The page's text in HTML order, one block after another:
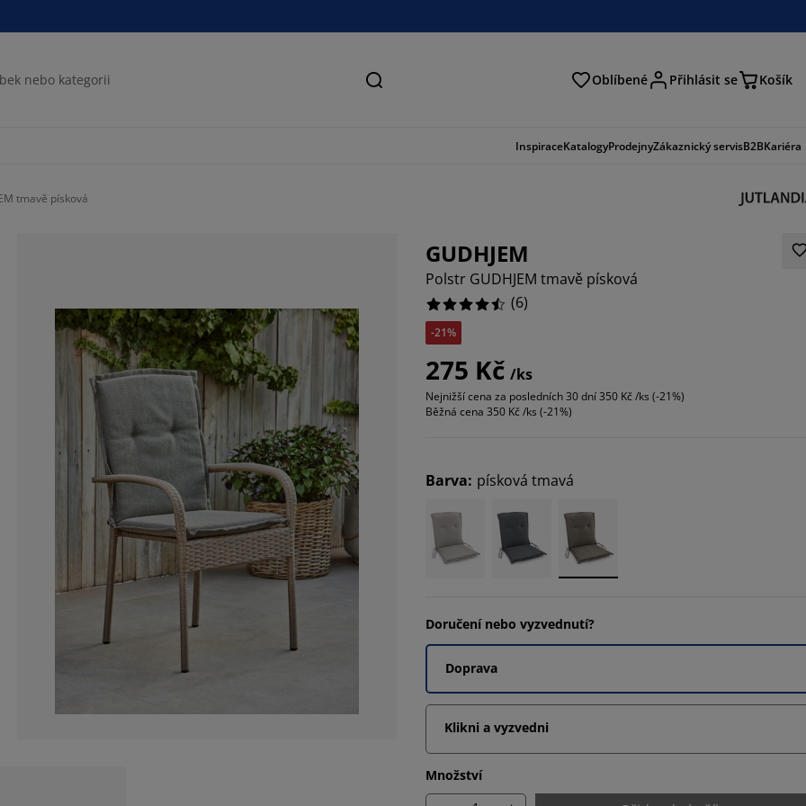
Hledat Oblíbené Přihlásit se Košík
InspiraceKatalogyProdejnyZákaznický servisB2BKariéra
tmavě písková
GUDHJEM
Polstr GUDHJEM tmavě písková
(6)
-21%
275 Kč /ks
Nejnižší cena za posledních 30 dní350 Kč /ks (-21%)
Běžná cena 350 Kč /ks (-21%)
Barva: písková tmavá
Doručení nebo vyzvednutí?
Doprava
Klikni a vyzvedni
Množství
66.66666666666666%
16.666666666666664%
16.666666666666664%